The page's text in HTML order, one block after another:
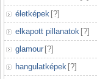
életképek [?]
elkapott pillanatok [?]
glamour [?]
hangulatképek [?]